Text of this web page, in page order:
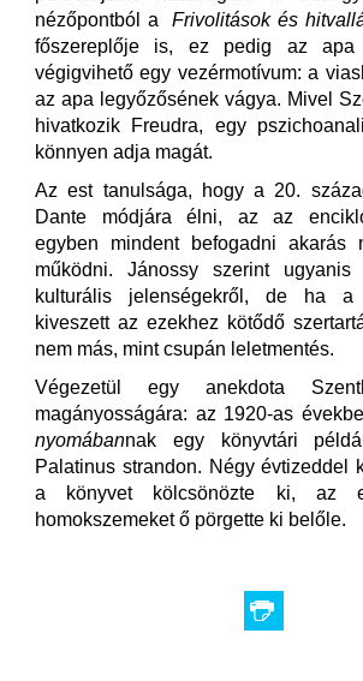
nézőpontból aFrivolitások és
főszereplője is, ez pedig az apa
végigvihető egy vezérmotívum: a
az apa legyőzősének vágya. Mivel
hivatkozik Freudra, egy
könnyen adja magát.
Az est tanulsága, hogy a 20.
Dante módjára élni, az az
egyben mindent befogadni akarás
működni. Jánossy szerint
kulturális jelenségekről, de ha a
kiveszett az ezekhez kötődő
nem más, mint csupán leletmentés.
Végezetül egy anekdota
magányosságára: az 1920-as
nyomábannak egy könyvtári
Palatinus strandon. Négy évtizeddel
a könyvet kölcsönözte ki, az
homokszemeket ő pörgette ki belőle.